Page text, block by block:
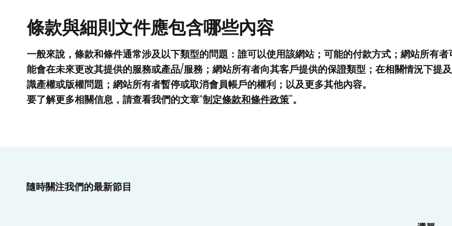
條款與細則文件應包含哪些內容
一般來說，條款和條件通常涉及以下類型的問題：誰可以使用該網站；可能的付款方式；網站所有者
能會在未來更改其提供的服務或產品/服務；網站所有者向其客戶提供的保證類型；在相關情況下提
識產權或版權問題；網站所有者暫停或取消會員帳戶的權利；以及更多其他內容。
要了解更多相關信息，請查看我們的文章“制定條款和條件政策”。
隨時關注我們的最新節目